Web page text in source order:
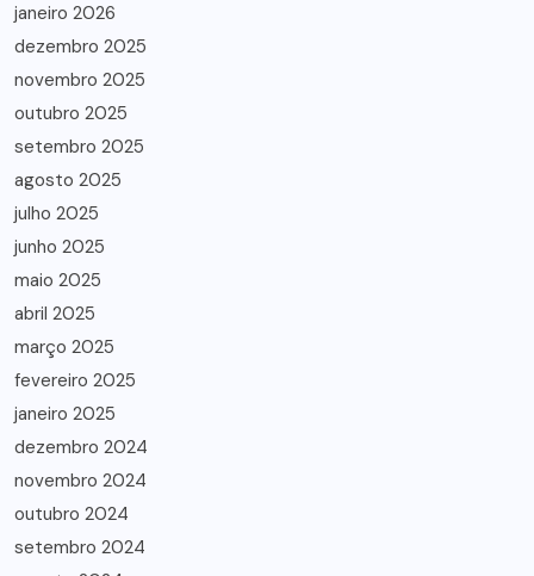
janeiro 2026
dezembro 2025
novembro 2025
outubro 2025
setembro 2025
agosto 2025
julho 2025
junho 2025
maio 2025
abril 2025
março 2025
fevereiro 2025
janeiro 2025
dezembro 2024
novembro 2024
outubro 2024
setembro 2024